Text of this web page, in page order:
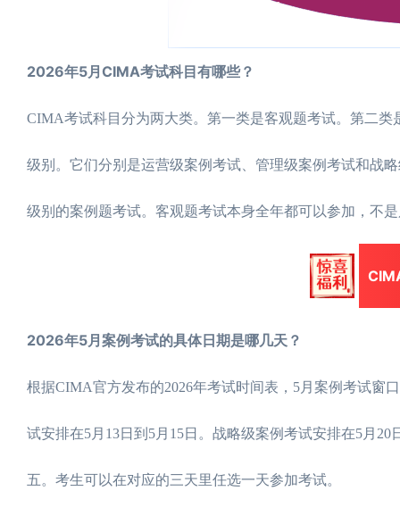
2026年5月CIMA考试科目有哪些？
CIMA考试科目分为两大类。第一类是客观题考试。第二
级别。它们分别是运营级案例考试、管理级案例考试和战
级别的案例题考试。客观题考试本身全年都可以参加，不
2026年5月案例考试的具体日期是哪几天？
根据CIMA官方发布的2026年考试时间表，5月案例考试窗
试安排在5月13日到5月15日。战略级案例考试安排在5月
五。考生可以在对应的三天里任选一天参加考试。